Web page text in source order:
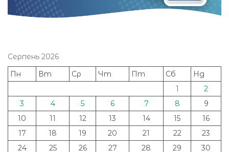
Серпень 2026
Пн
Вт Ср Чт Пт Сб
Нд
1
2
3
4 5 6 7 8
9
10
11 12 13 14 15
16
17
18 19 20 21 22
23
24
25 26 27 28 29
30